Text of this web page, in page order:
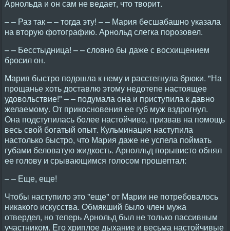
Арнольда и он сам не ведает, что творит.
– – Раз так – – тогда эту! – – Мария бесшабашно указала
на вторую фотографию. Арнольд слегка порозовел.
– – Бесстыдница! – – словно бы даже с восхищением
бросил он.
Мария быстро подошла к нему и расстегнула брюки. "На
прощанье хоть доставлю этому недотепе настоящее
удовольствие!" – – подумала она и приступила к давно
желаемому. От прикосновения ее губ муж вздрогнул.
Она подступилась более настойчиво, призвав на помощь
весь свой богатый опыт. Кульминация наступила
настолько быстро, что Мария даже не успела поймать
губами беловатую жидкость. Арнолльд порывисто обнял
ее голову и срывающимся голосом прошептал:
– – Еще, еще!
Чтобы наступило это "еще" от Марии не потребовалось
никакого искусства. Обмякший было член мужа
отвердел, но теперь Арнольд был не только пассивным
участником. Его хриплое дыхание и весьма настойчивые